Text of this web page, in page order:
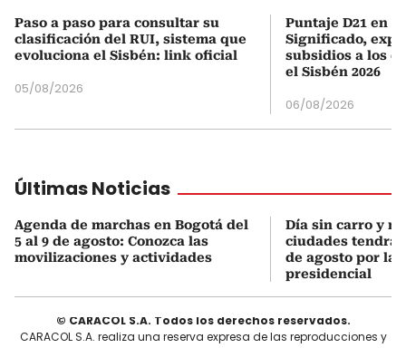
Paso a paso para consultar su
clasificación del RUI, sistema que
evoluciona el Sisbén: link oficial
05/08/2026
Puntaje D21 en
Significado,
subsidios a los
el Sisbén 2026
06/08/2026
Últimas Noticias
Agenda de marchas en Bogotá del
5 al 9 de agosto: Conozca las
movilizaciones y actividades
Día sin carro y
ciudades
de agosto por la
presidencial
© CARACOL S.A. Todos los derechos reservados.
CARACOL S.A. realiza una reserva expresa de las reproducciones y